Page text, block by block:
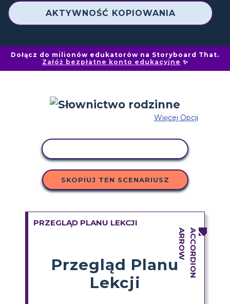
AKTYWNOŚĆ KOPIOWANIA
Dołącz do milionów edukatorów na Storyboard That.
Załóż bezpłatne konto edukacyjne ✨
Więcej Opcji
SKOPIUJ TEN SCENARIUSZ
PRZEGLĄD PLANU LEKCJI
Przegląd Planu
Lekcji